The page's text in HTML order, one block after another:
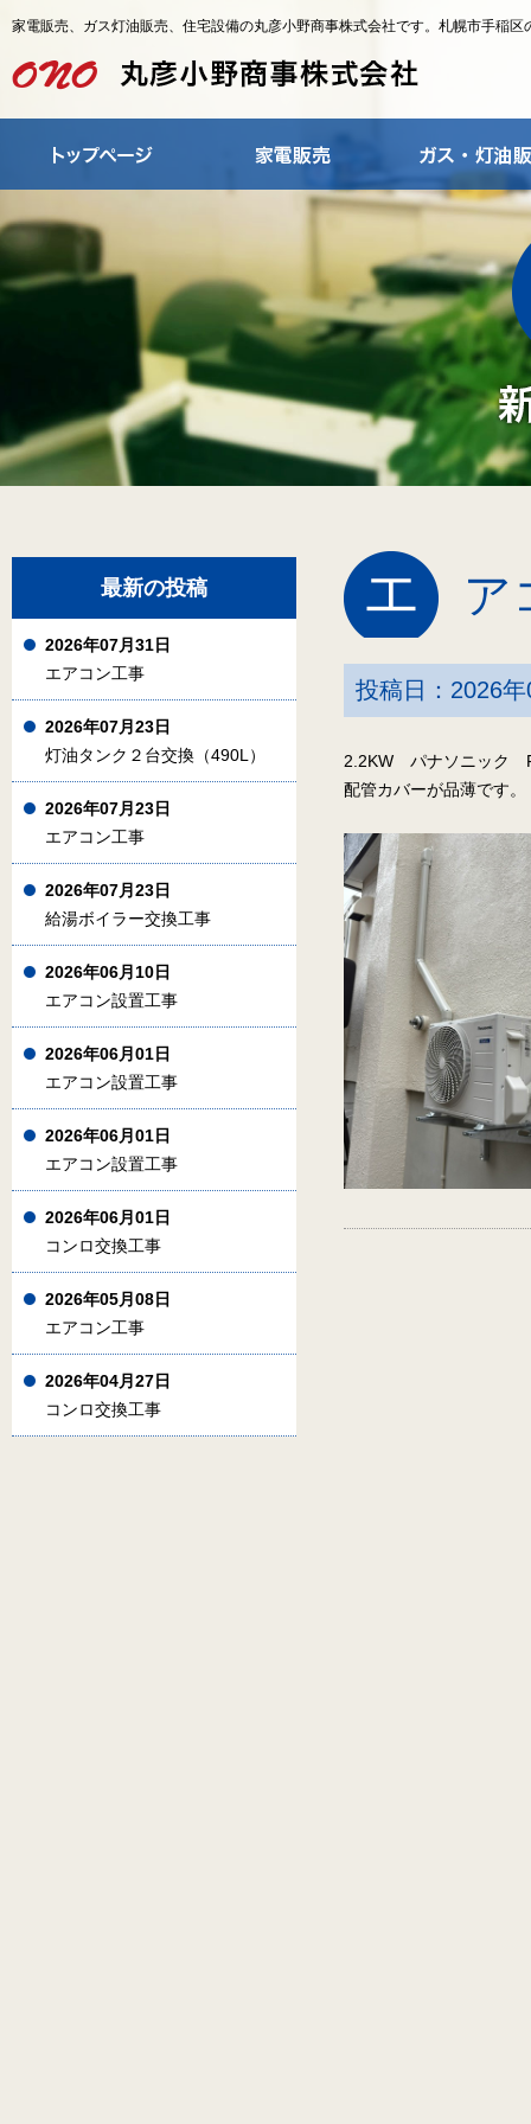
家電販売、ガス灯油販売、住宅設備の丸彦小野商事株式会社です。札幌市手稲区
エ ア
投稿日：2026
2.2KW パナソニック
配管カバーが品薄です
最新の投稿
2026年07月31日
エアコン工事
2026年07月23日
灯油タンク２台交換（490L）
2026年07月23日
エアコン工事
2026年07月23日
給湯ボイラー交換工事
2026年06月10日
エアコン設置工事
2026年06月01日
エアコン設置工事
2026年06月01日
エアコン設置工事
2026年06月01日
コンロ交換工事
2026年05月08日
エアコン工事
2026年04月27日
コンロ交換工事